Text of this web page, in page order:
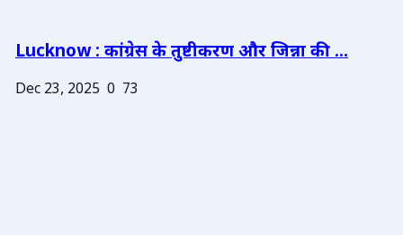
Lucknow : कांग्रेस के तुष्टीकरण और जिन्ना की ...
Dec 23, 2025 0 73